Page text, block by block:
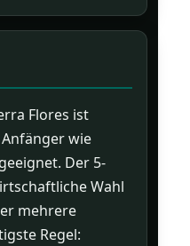
Flores ist
wie
Der 5-
Wahl
mehrere
Regel: